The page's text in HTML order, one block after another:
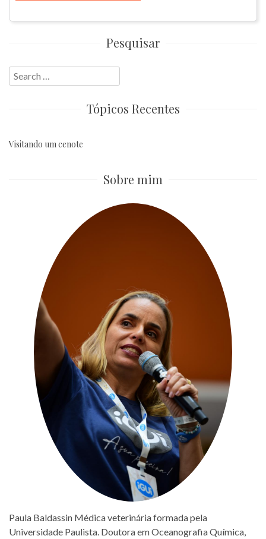
Pesquisar
Search
for:
Tópicos Recentes
Visitando um cenote
Sobre mim
Paula Baldassin Médica veterinária formada pela
Universidade Paulista. Doutora em Oceanografia Química,